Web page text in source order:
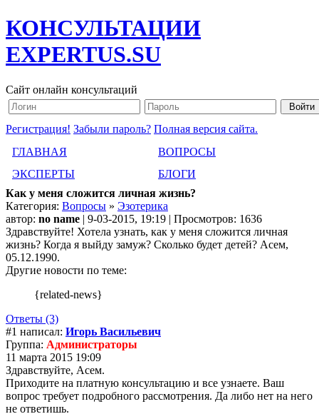
КОНСУЛЬТАЦИИ
EXPERTUS.SU
Сайт онлайн консультаций
Регистрация! Забыли пароль? Полная версия сайта.
ГЛАВНАЯ
ВОПРОСЫ
ЭКСПЕРТЫ
БЛОГИ
Как у меня сложится личная жизнь?
Категория: Вопросы » Эзотерика
автор: no name | 9-03-2015, 19:19 | Просмотров: 1636
Здравствуйте! Хотела узнать, как у меня сложится личная
жизнь? Когда я выйду замуж? Сколько будет детей? Асем,
05.12.1990.
Другие новости по теме:
{related-news}
Ответы (3)
#1 написал: Игорь Васильевич
Группа: Администраторы
11 марта 2015 19:09
Здравствуйте, Асем.
Приходите на платную консультацию и все узнаете. Ваш
вопрос требует подробного рассмотрения. Да либо нет на него
не ответишь.